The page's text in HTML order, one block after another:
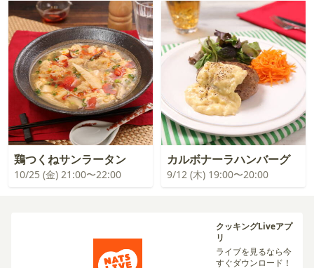
鶏つくねサンラータン
10/25 (金) 21:00〜22:00
カルボナーラハンバーグ
9/12 (木) 19:00〜20:00
クッキングLiveアプ
リ
ライブを見るなら今
すぐダウンロード！